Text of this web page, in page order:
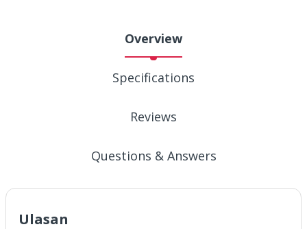
Overview
Specifications
Reviews
Questions & Answers
Ulasan